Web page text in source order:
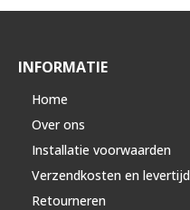
INFORMATIE
Home
Over ons
Installatie voorwaarden
Verzendkosten en levertijd
Retourneren